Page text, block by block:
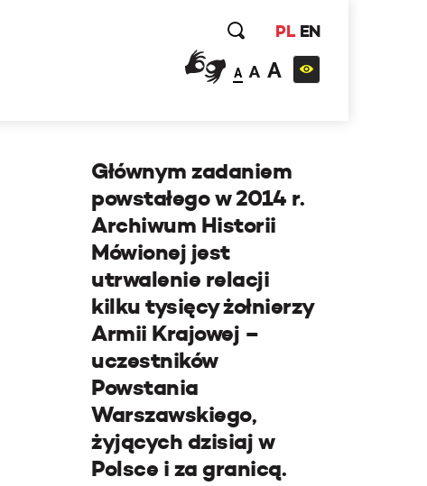
PL EN
A A A
Głównym zadaniem
powstałego w 2014 r.
Archiwum Historii
Mówionej jest
utrwalenie relacji
kilku tysięcy żołnierzy
Armii Krajowej –
uczestników
Powstania
Warszawskiego,
żyjących dzisiaj w
Polsce i za granicą.